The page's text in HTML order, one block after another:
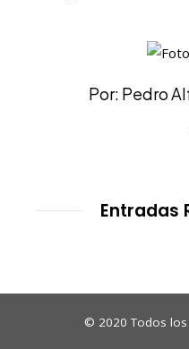
Por: Pedro
Entradas
© 2020 Todos los